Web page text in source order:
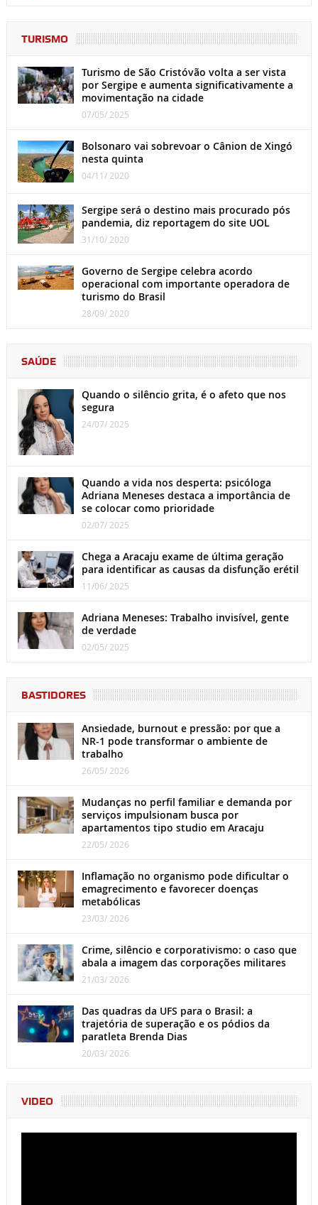
TURISMO
Turismo de São Cristóvão volta a ser vista
por Sergipe e aumenta significativamente a
movimentação na cidade
07/05/ 2025
Bolsonaro vai sobrevoar o Cânion de Xingó
nesta quinta
04/11/ 2020
Sergipe será o destino mais procurado pós
pandemia, diz reportagem do site UOL
31/10/ 2020
Governo de Sergipe celebra acordo
operacional com importante operadora de
turismo do Brasil
28/09/ 2020
SAÚDE
Quando o silêncio grita, é o afeto que nos
segura
24/07/ 2025
Quando a vida nos desperta: psicóloga
Adriana Meneses destaca a importância de
se colocar como prioridade
02/07/ 2025
Chega a Aracaju exame de última geração
para identificar as causas da disfunção erétil
11/06/ 2025
Adriana Meneses: Trabalho invisível, gente
de verdade
02/05/ 2025
BASTIDORES
Ansiedade, burnout e pressão: por que a
NR-1 pode transformar o ambiente de
trabalho
26/05/ 2026
Mudanças no perfil familiar e demanda por
serviços impulsionam busca por
apartamentos tipo studio em Aracaju
22/05/ 2026
Inflamação no organismo pode dificultar o
emagrecimento e favorecer doenças
metabólicas
23/03/ 2026
Crime, silêncio e corporativismo: o caso que
abala a imagem das corporações militares
21/03/ 2026
Das quadras da UFS para o Brasil: a
trajetória de superação e os pódios da
paratleta Brenda Dias
20/03/ 2026
VIDEO